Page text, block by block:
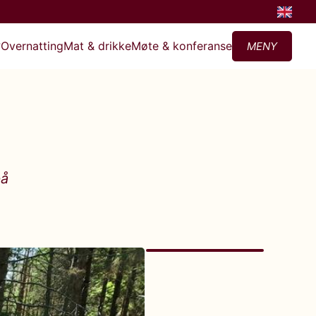
OvernattingMat & drikkeMøte & konferanse MENY